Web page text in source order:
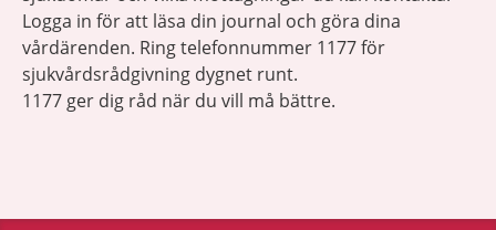
Logga in för att läsa din journal och göra dina
vårdärenden. Ring telefonnummer 1177 för
sjukvårdsrådgivning dygnet runt.
1177 ger dig råd när du vill må bättre.